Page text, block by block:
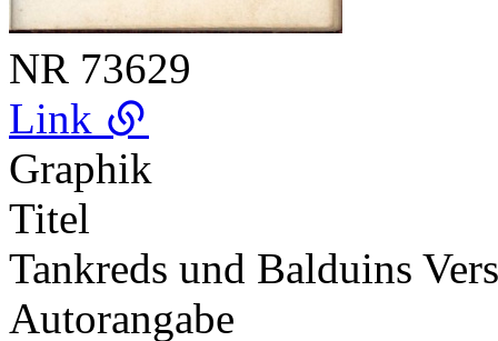
NR 73629
Link
Graphik
Titel
Tankreds und Balduins
Autorangabe